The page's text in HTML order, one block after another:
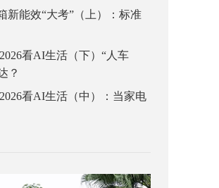
新能效“大考”（上）：标准
看AI生活（下）“人车
？
看AI生活（中）：当家电